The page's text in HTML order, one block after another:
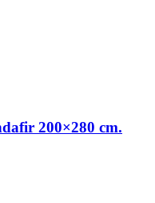
200×280 cm.